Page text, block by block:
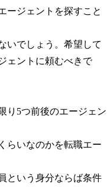
ージェントを探すこと
いでしょう。希望して
ェントに頼むべきで
り5つ前後のエージェン
らいなのかを転職エー
という身分ならば条件